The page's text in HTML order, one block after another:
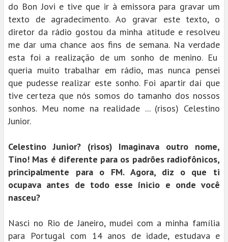
do Bon Jovi e tive que ir à emissora para gravar um
texto de agradecimento. Ao gravar este texto, o
diretor da rádio gostou da minha atitude e resolveu
me dar uma chance aos fins de semana. Na verdade
esta foi a realização de um sonho de menino. Eu
queria muito trabalhar em rádio, mas nunca pensei
que pudesse realizar este sonho. Foi apartir daí que
tive certeza que nós somos do tamanho dos nossos
sonhos. Meu nome na realidade ... (risos) Celestino
Junior.
Celestino Junior? (risos) Imaginava outro nome,
Tino! Mas é diferente para os padrões radiofônicos,
principalmente para o FM. Agora, diz o que ti
ocupava antes de todo esse ínicio e onde você
nasceu?
Nasci no Rio de Janeiro, mudei com a minha família
para Portugal com 14 anos de idade, estudava e